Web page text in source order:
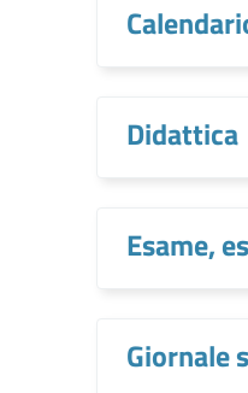
Didattica
Esame,
Giornale